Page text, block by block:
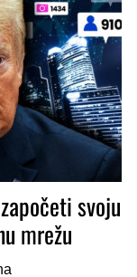
svoju
mrežu